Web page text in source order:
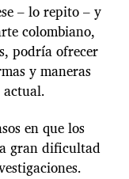
– lo repito – y
colombiano,
podría ofrecer
y maneras
actual.
en que los
gran dificultad